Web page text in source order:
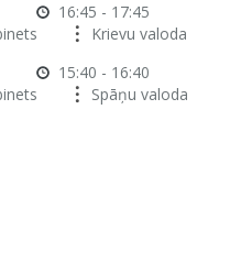
16:45 - 17:45
Krievu valoda
15:40 - 16:40
Spāņu valoda